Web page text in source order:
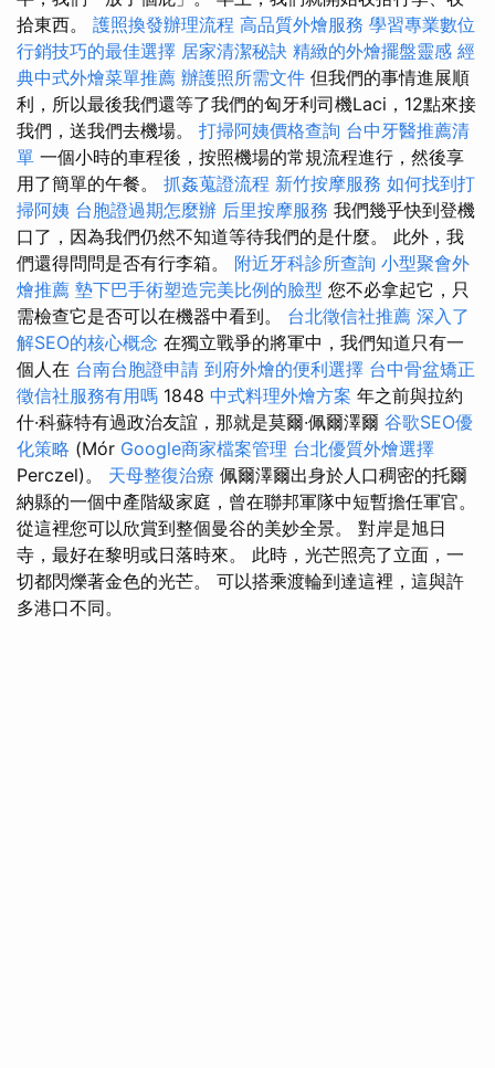
拾東西。 護照換發辦理流程 高品質外燴服務 學習專業數位
行銷技巧的最佳選擇 居家清潔秘訣 精緻的外燴擺盤靈感 經
典中式外燴菜單推薦 辦護照所需文件 但我們的事情進展順
利，所以最後我們還等了我們的匈牙利司機Laci，12點來接
我們，送我們去機場。 打掃阿姨價格查詢 台中牙醫推薦清
單 一個小時的車程後，按照機場的常規流程進行，然後享
用了簡單的午餐。 抓姦蒐證流程 新竹按摩服務 如何找到打
掃阿姨 台胞證過期怎麼辦 后里按摩服務 我們幾乎快到登機
口了，因為我們仍然不知道等待我們的是什麼。 此外，我
們還得問問是否有行李箱。 附近牙科診所查詢 小型聚會外
燴推薦 墊下巴手術塑造完美比例的臉型 您不必拿起它，只
需檢查它是否可以在機器中看到。 台北徵信社推薦 深入了
解SEO的核心概念 在獨立戰爭的將軍中，我們知道只有一
個人在 台南台胞證申請 到府外燴的便利選擇 台中骨盆矯正
徵信社服務有用嗎 1848 中式料理外燴方案 年之前與拉約
什·科蘇特有過政治友誼，那就是莫爾·佩爾澤爾 谷歌SEO優
化策略 (Mór Google商家檔案管理 台北優質外燴選擇
Perczel)。 天母整復治療 佩爾澤爾出身於人口稠密的托爾
納縣的一個中產階級家庭，曾在聯邦軍隊中短暫擔任軍官。
從這裡您可以欣賞到整個曼谷的美妙全景。 對岸是旭日
寺，最好在黎明或日落時來。 此時，光芒照亮了立面，一
切都閃爍著金色的光芒。 可以搭乘渡輪到達這裡，這與許
多港口不同。